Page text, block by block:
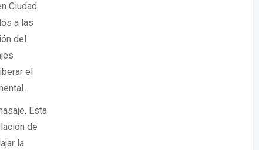
Ciudad
a las
del
el
Esta
de
la